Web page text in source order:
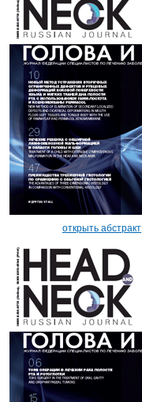
открыть абстракт